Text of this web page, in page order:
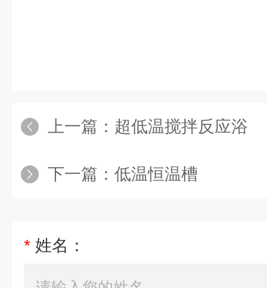
上一篇： 超低温搅拌反应浴
下一篇： 低温恒温槽
* 姓名：